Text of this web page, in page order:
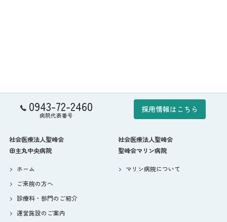
0943-72-2460
病院代表番号
採用情報はこちら
社会医療法人聖峰会
田主丸中央病院
ホーム
ご来院の方へ
診療科・部門のご紹介
運営施設のご案内
社会医療法人聖峰会
聖峰会マリン病院
マリン病院について